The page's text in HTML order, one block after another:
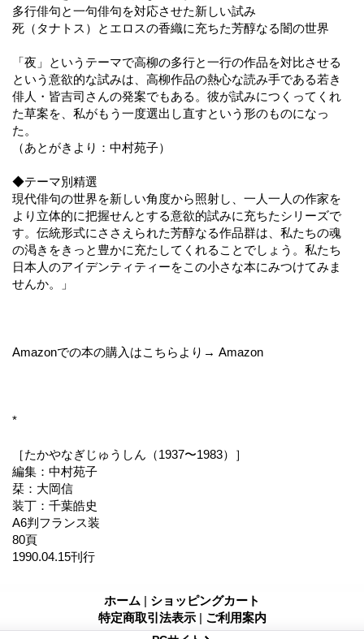
多行俳句と一句俳句を対応させた新しい試み
死（タナトス）とエロスの香織に充ちた芳醇なる闇の世界
「夜」というテーマで高柳の多行と一行の作品を対比させる
という意欲的な試みは、高柳作品の熱心な読み手である若き
俳人・皆吉司さんの発案でもある。彼が試みにつくってくれ
た草案を、私がもう一度選出し直すという形のものになっ
た。
（あとがきより：中村苑子）
◆テーマ別精選
現代俳句の世界を新しい角度から照射し、一人一人の作家を
より立体的に把握せんとする意欲的試みに充ちたシリーズで
す。伝統形式にささえられた芳醇なる作品群は、私たちの魂
の渇きをきっと豊かに充たしてくれることでしょう。私たち
日本人のアイデンティティーをこの小さな本にみつけてみま
せんか。」
Amazonでの本の購入はこちらより→ Amazon
*
［たかやなぎじゅうしん（1937〜1983）］
編集：中村苑子
栞：大岡信
装丁：千葉皓史
A6判フランス装
80頁
1990.04.15刊行
ホーム | ショッピングカート
特定商取引法表示 | ご利用案内